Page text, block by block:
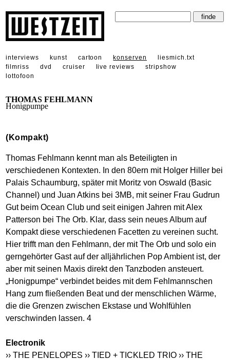
interviews kunst cartoon konserven
liesmich.txt
filmriss
dvd cruiser live reviews
stripshow
lottofoon
THOMAS FEHLMANN
Honigpumpe
(Kompakt)
Thomas Fehlmann kennt man als Beteiligten in
verschiedenen Kontexten. In den 80ern mit Holger Hiller bei
Palais Schaumburg, später mit Moritz von Oswald (Basic
Channel) und Juan Atkins bei 3MB, mit seiner Frau Gudrun
Gut beim Ocean Club und seit einigen Jahren mit Alex
Patterson bei The Orb. Klar, dass sein neues Album auf
Kompakt diese verschiedenen Facetten zu vereinen sucht.
Hier trifft man den Fehlmann, der mit The Orb und solo ein
gerngehörter Gast auf der alljährlichen Pop Ambient ist, der
aber mit seinen Maxis direkt den Tanzboden ansteuert.
„Honigpumpe“ verbindet beides mit dem Fehlmannschen
Hang zum fließenden Beat und der menschlichen Wärme,
die die Grenzen zwischen Ekstase und Wohlfühlen
verschwinden lassen. 4
Electronik
›› THE PENELOPES ›› TIED + TICKLED TRIO ›› THE